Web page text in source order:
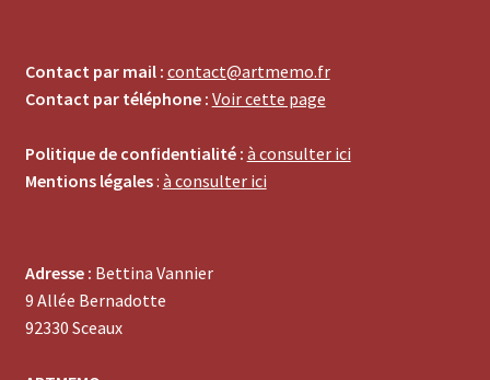
Contact par mail : contact@artmemo.fr
Contact par téléphone : Voir cette page
Politique de confidentialité : à consulter ici
Mentions légales: à consulter ici
Adresse : Bettina Vannier
9 Allée Bernadotte
92330 Sceaux